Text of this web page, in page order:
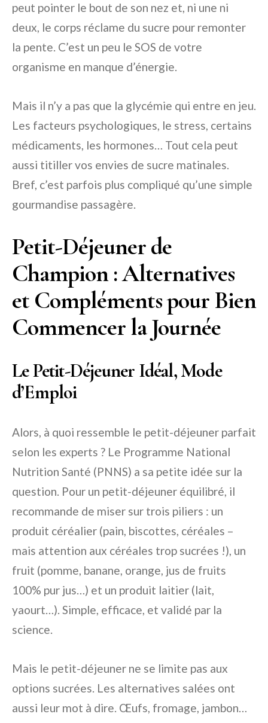
peut pointer le bout de son nez et, ni une ni
deux, le corps réclame du sucre pour remonter
la pente. C’est un peu le SOS de votre
organisme en manque d’énergie.
Mais il n’y a pas que la glycémie qui entre en jeu.
Les facteurs psychologiques, le stress, certains
médicaments, les hormones… Tout cela peut
aussi titiller vos envies de sucre matinales.
Bref, c’est parfois plus compliqué qu’une simple
gourmandise passagère.
Petit-Déjeuner de
Champion : Alternatives
et Compléments pour Bien
Commencer la Journée
Le Petit-Déjeuner Idéal, Mode
d’Emploi
Alors, à quoi ressemble le petit-déjeuner parfait
selon les experts ? Le Programme National
Nutrition Santé (PNNS) a sa petite idée sur la
question. Pour un petit-déjeuner équilibré, il
recommande de miser sur trois piliers : un
produit céréalier (pain, biscottes, céréales –
mais attention aux céréales trop sucrées !), un
fruit (pomme, banane, orange, jus de fruits
100% pur jus…) et un produit laitier (lait,
yaourt…). Simple, efficace, et validé par la
science.
Mais le petit-déjeuner ne se limite pas aux
options sucrées. Les alternatives salées ont
aussi leur mot à dire. Œufs, fromage, jambon…